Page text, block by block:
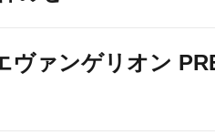
ヴァンゲリオン